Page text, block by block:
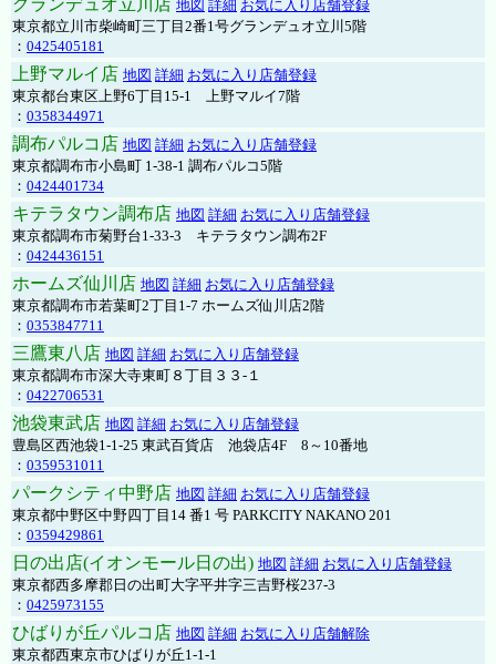
グランデュオ立川店 地図 詳細 お気に入り店舗登録
東京都立川市柴崎町三丁目2番1号グランデュオ立川5階
： 0425405181
上野マルイ店 地図 詳細 お気に入り店舗登録
東京都台東区上野6丁目15-1 上野マルイ7階
： 0358344971
調布パルコ店 地図 詳細 お気に入り店舗登録
東京都調布市小島町 1-38-1 調布パルコ5階
： 0424401734
キテラタウン調布店 地図 詳細 お気に入り店舗登録
東京都調布市菊野台1-33-3 キテラタウン調布2F
： 0424436151
ホームズ仙川店 地図 詳細 お気に入り店舗登録
東京都調布市若葉町2丁目1-7 ホームズ仙川店2階
： 0353847711
三鷹東八店 地図 詳細 お気に入り店舗登録
東京都調布市深大寺東町８丁目３３-１
： 0422706531
池袋東武店 地図 詳細 お気に入り店舗登録
豊島区西池袋1-1-25 東武百貨店 池袋店4F 8～10番地
： 0359531011
パークシティ中野店 地図 詳細 お気に入り店舗登録
東京都中野区中野四丁目14 番1 号 PARKCITY NAKANO 201
： 0359429861
日の出店(イオンモール日の出) 地図 詳細 お気に入り店舗登録
東京都西多摩郡日の出町大字平井字三吉野桜237-3
： 0425973155
ひばりが丘パルコ店 地図 詳細 お気に入り店舗解除
東京都西東京市ひばりが丘1-1-1